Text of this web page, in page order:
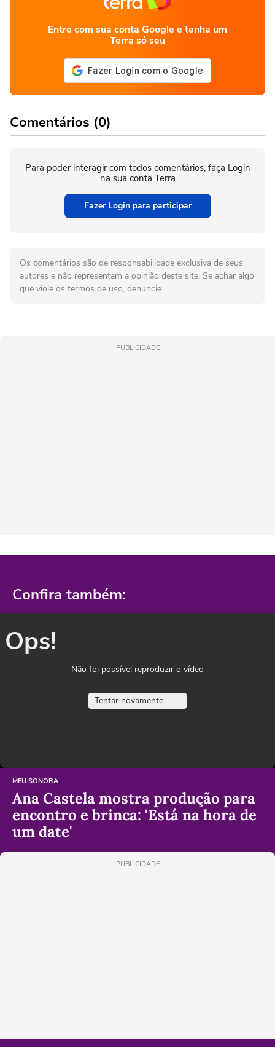
Entre com sua conta Google e tenha um
Terra só seu
Comentários (0)
Para poder interagir com todos comentários, faça Login
na sua conta Terra
Fazer Login para participar
Os comentários são de responsabilidade exclusiva de seus
autores e não representam a opinião deste site. Se achar algo
que viole os termos de uso, denuncie.
PUBLICIDADE
Confira também:
Ops!
Não foi possível reproduzir o vídeo
Tentar novamente
MEU SONORA
Ana Castela mostra produção para
encontro e brinca: 'Está na hora de
um date'
PUBLICIDADE